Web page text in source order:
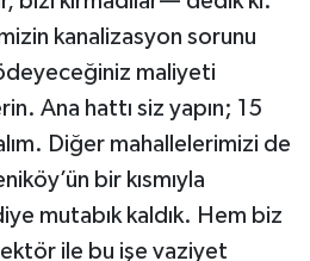
kanalizasyon sorunu
maliyeti
Ana hattı siz yapın; 15
Diğer mahallelerimizi de
bir kısmıyla
mutabık kaldık. Hem biz
ile bu işe vaziyet